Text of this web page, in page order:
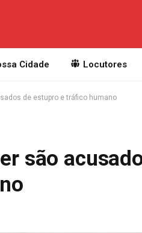
Cidade Locutores
de estupro e tráfico humano
são